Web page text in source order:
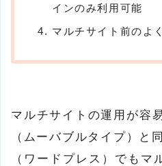
インのみ利用可能
マルチサイト前のよ
マルチサイトの運用が容
（ムーバブルタイプ）と
（ワードプレス）でもマ